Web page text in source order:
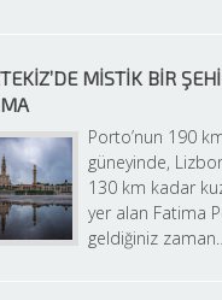
MISTIK BIR
Porto’nun 190
güneyinde,
130 km kadar
yer alan Fatima
geldiğiniz